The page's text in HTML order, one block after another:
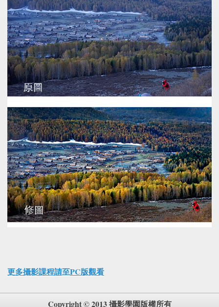
更多攝影課程請至PC版觀看
Copyright © 2013 攝影學園版權所有